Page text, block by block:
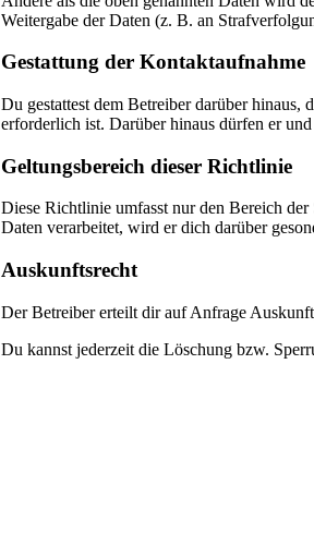
Weitergabe der Daten (z. B. an
Gestattung der Kontaktaufnahme
Du gestattest dem Betreiber darüber
erforderlich ist. Darüber hinaus dürfen er
Geltungsbereich dieser Richtlinie
Diese Richtlinie umfasst nur den Bereich
Daten verarbeitet, wird er dich darüber
Auskunftsrecht
Der Betreiber erteilt dir auf Anfrage
Du kannst jederzeit die Löschung bzw.